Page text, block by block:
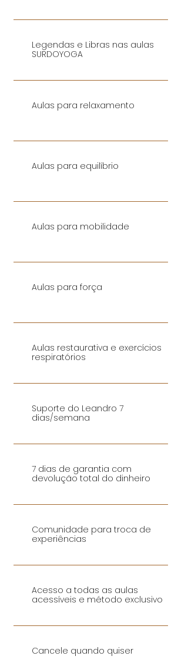
Legendas e Libras nas aulas
SURDOYOGA
Aulas para relaxamento
Aulas para equilíbrio
Aulas para mobilidade
Aulas para força
Aulas restaurativa e exercícios
respiratórios
Suporte do Leandro 7
dias/semana
7 dias de garantia com
devolução total do dinheiro
Comunidade para troca de
experiências
Acesso a todas as aulas
acessíveis e método exclusivo
Cancele quando quiser